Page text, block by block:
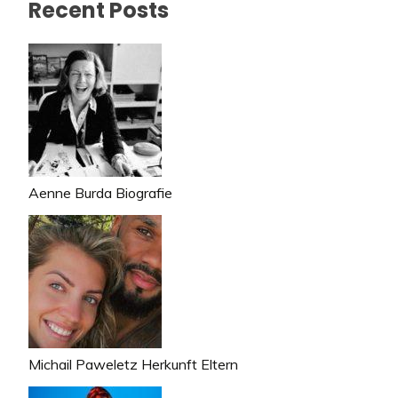
Recent Posts
Aenne Burda Biografie
Michail Paweletz Herkunft Eltern